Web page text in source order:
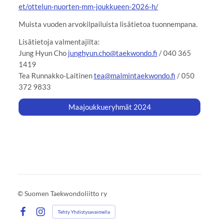
et/ottelun-nuorten-mm-joukkueen-2026-h/
Muista vuoden arvokilpailuista lisätietoa tuonnempana.
Lisätietoja valmentajilta:
Jung Hyun Cho junghyun.cho@taekwondo.fi / 040 365
1419
Tea Runnakko-Laitinentea@malmintaekwondo.fi / 050
372 9833
Maajoukkueryhmät 2024
©Suomen Taekwondoliitto ry
Instagram
Tehty Yhdistysavaimella